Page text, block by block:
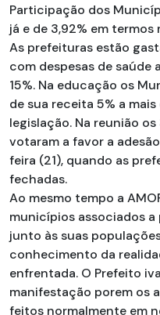
Participação dos
já e de 3,92% em termos
As prefeituras estão
com despesas de saúde
15%. Na educação os
de sua receita 5% a
legislação. Na reunião
votaram a favor a
feira (21), quando as
fechadas.
Ao mesmo tempo a
municípios associados
junto às suas
conhecimento da
enfrentada. O Prefeito
manifestação porem os
feitos normalmente em